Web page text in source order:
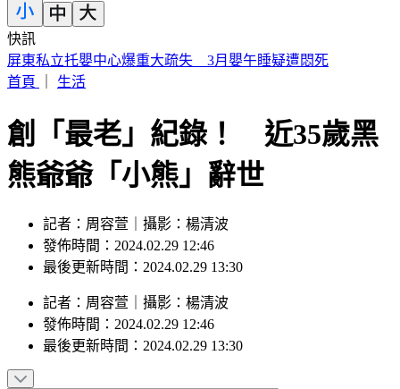
快訊
徐莉玲長子輕生 爆「豪門逼死徐子翔」內幕
首頁
生活
創「最老」紀錄！ 近35歲黑
熊爺爺「小熊」辭世
記者：周容萱｜攝影：楊清波
發佈時間：2024.02.29 12:46
最後更新時間：2024.02.29 13:30
記者 ： 周容萱 攝影 ： 楊清波
發佈時間： 2024.02.29 12:46
最後更新時間： 2024.02.29 13:30